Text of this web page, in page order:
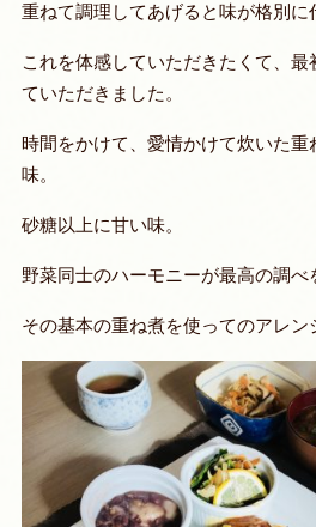
重ねて調理してあげると味が格別に
これを体感していただきたくて、
ていただきました。
時間をかけて、愛情かけて炊いた
味。
砂糖以上に甘い味。
野菜同士のハーモニーが最高の調べ
その基本の重ね煮を使ってのアレン